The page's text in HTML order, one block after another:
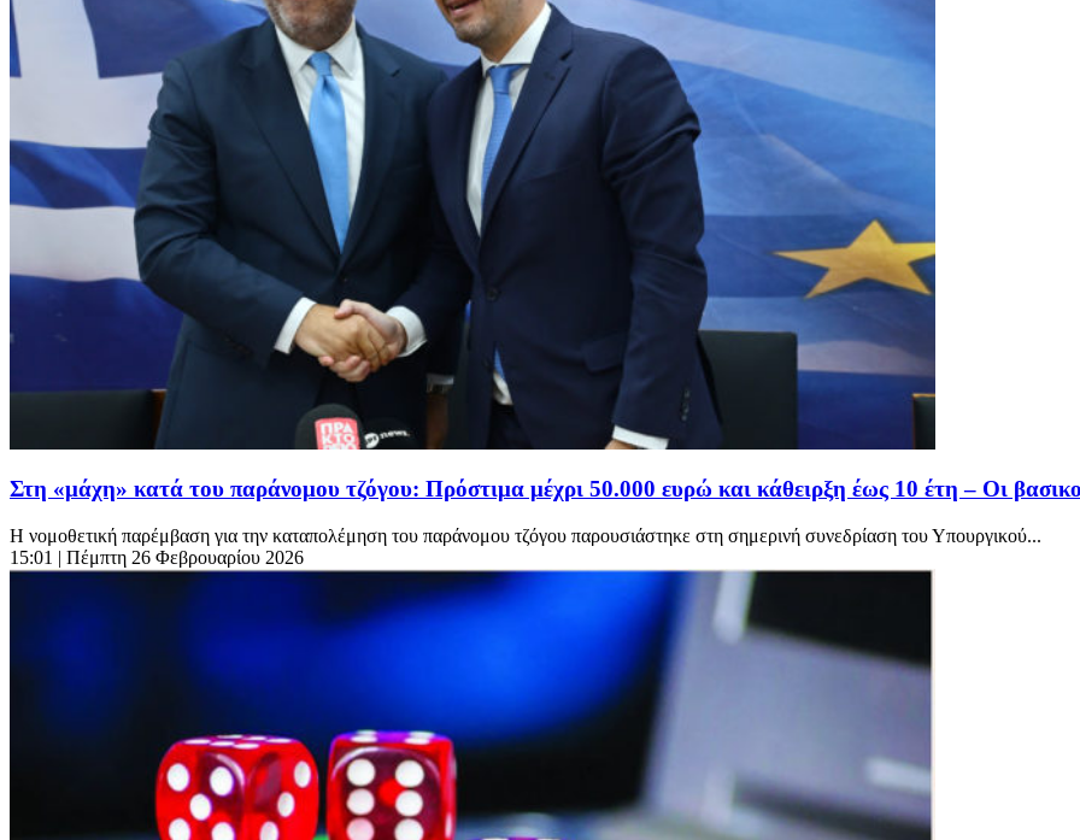
Στη «μάχη» κατά του παράνομου τζόγου: Πρόστιμα μέχρι 50.000 ευρώ και κάθειρξη έως 10 έτη – Οι
Η νομοθετική παρέμβαση για την καταπολέμηση του παράνομου τζόγου παρουσιάστηκε στη σημερινή συνεδρίαση του Υπουργικού...
15:01 | Πέμπτη 26 Φεβρουαρίου 2026